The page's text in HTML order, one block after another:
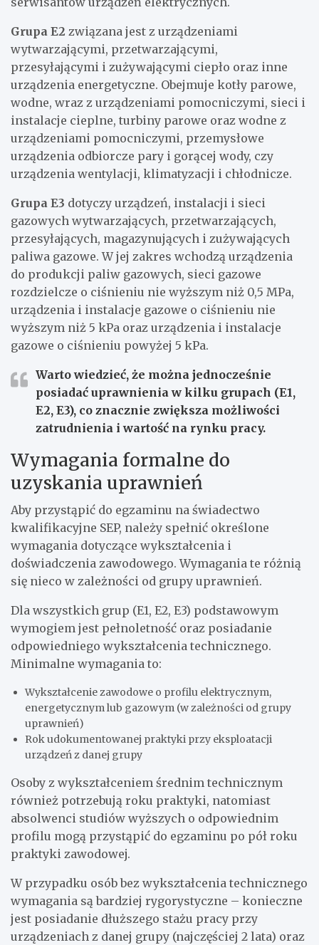
Grupa E2 związana jest z urządzeniami
wytwarzającymi, przetwarzającymi,
przesyłającymi i zużywającymi ciepło oraz inne
urządzenia energetyczne. Obejmuje kotły parowe,
wodne, wraz z urządzeniami pomocniczymi, sieci i
instalacje cieplne, turbiny parowe oraz wodne z
urządzeniami pomocniczymi, przemysłowe
urządzenia odbiorcze pary i gorącej wody, czy
urządzenia wentylacji, klimatyzacji i chłodnicze.
Grupa E3 dotyczy urządzeń, instalacji i sieci
gazowych wytwarzających, przetwarzających,
przesyłających, magazynujących i zużywających
paliwa gazowe. W jej zakres wchodzą urządzenia
do produkcji paliw gazowych, sieci gazowe
rozdzielcze o ciśnieniu nie wyższym niż 0,5 MPa,
urządzenia i instalacje gazowe o ciśnieniu nie
wyższym niż 5 kPa oraz urządzenia i instalacje
gazowe o ciśnieniu powyżej 5 kPa.
Warto wiedzieć, że można jednocześnie
posiadać uprawnienia w kilku grupach (E1,
E2, E3), co znacznie zwiększa możliwości
zatrudnienia i wartość na rynku pracy.
Wymagania formalne do
uzyskania uprawnień
Aby przystąpić do egzaminu na świadectwo
kwalifikacyjne SEP, należy spełnić określone
wymagania dotyczące wykształcenia i
doświadczenia zawodowego. Wymagania te różnią
się nieco w zależności od grupy uprawnień.
Dla wszystkich grup (E1, E2, E3) podstawowym
wymogiem jest pełnoletność oraz posiadanie
odpowiedniego wykształcenia technicznego.
Minimalne wymagania to:
Wykształcenie zawodowe o profilu elektrycznym,
energetycznym lub gazowym (w zależności od grupy
uprawnień)
Rok udokumentowanej praktyki przy eksploatacji
urządzeń z danej grupy
Osoby z wykształceniem średnim technicznym
również potrzebują roku praktyki, natomiast
absolwenci studiów wyższych o odpowiednim
profilu mogą przystąpić do egzaminu po pół roku
praktyki zawodowej.
W przypadku osób bez wykształcenia technicznego
wymagania są bardziej rygorystyczne – konieczne
jest posiadanie dłuższego stażu pracy przy
urządzeniach z danej grupy (najczęściej 2 lata) oraz